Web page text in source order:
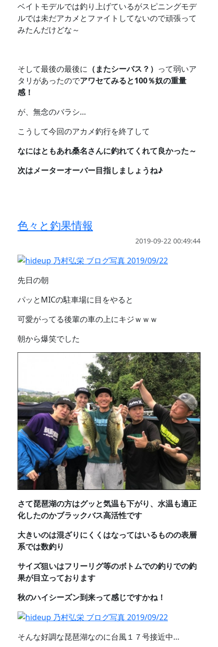
ベイトモデルでは釣り上げているがスピニングモデ
ルでは未だアカメとファイトしてないので頑張って
みたんだけどな～
そして最後の最後に （またシーバス？） って弱いア
タリがあったのでアワセてみると100％奴の重量
感！
が、無念のバラシ…
こうして今回のアカメ釣行を終了して
なにはともあれ桑名さんに釣れてくれて良かった～
次はメーターオーバー目指しましょうね♪
色々と釣果情報
2019-09-22 00:49:44
先日の朝
パッとMICの駐車場に目をやると
可愛がってる後輩の車の上にキジｗｗｗ
朝から爆笑でした
さて琵琶湖の方はグッと気温も下がり、水温も適正
化したのかブラックバス高活性です
大きいのは混ざりにくくはなってはいるものの表層
系では数釣り
サイズ狙いはフリーリグ等のボトムでの釣りでの釣
果が目立っております
秋のハイシーズン到来って感じですかね！
そんな好調な琵琶湖なのに台風１７号接近中…